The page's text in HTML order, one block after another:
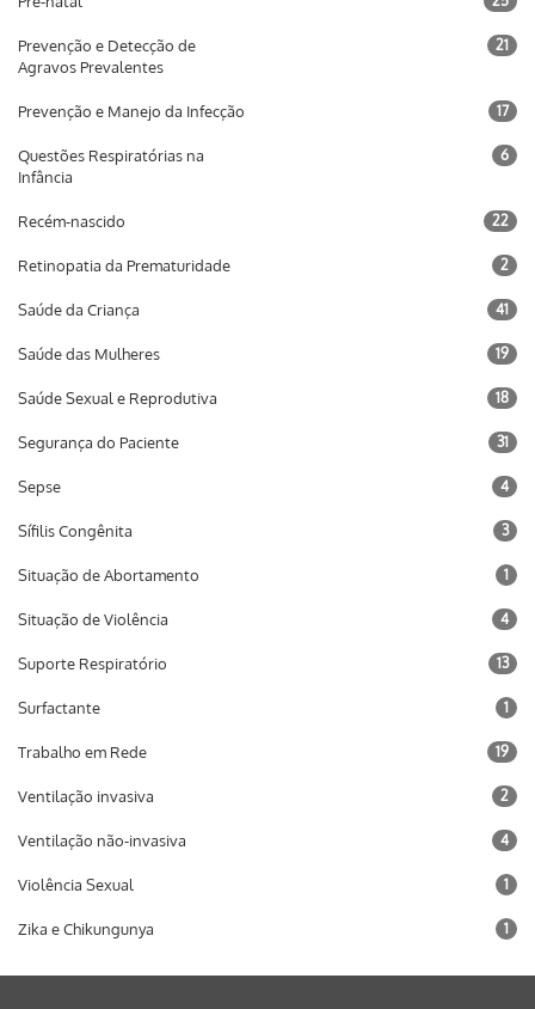
Prevenção e Detecção de
Agravos Prevalentes
21
Prevenção e Manejo da Infecção 17
Questões Respiratórias na
Infância
6
Recém-nascido 22
Retinopatia da Prematuridade 2
Saúde da Criança 41
Saúde das Mulheres 19
Saúde Sexual e Reprodutiva 18
Segurança do Paciente 31
Sepse 4
Sífilis Congênita 3
Situação de Abortamento 1
Situação de Violência 4
Suporte Respiratório 13
Surfactante 1
Trabalho em Rede 19
Ventilação invasiva 2
Ventilação não-invasiva 4
Violência Sexual 1
Zika e Chikungunya 1